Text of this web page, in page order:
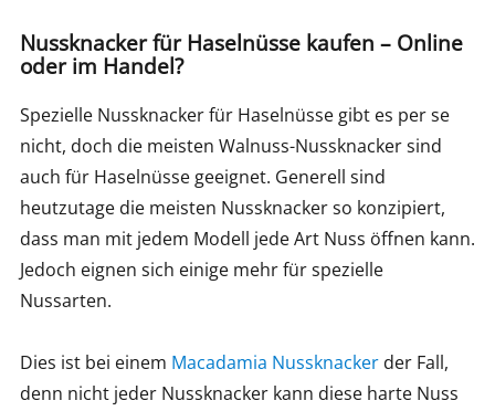
Nussknacker für Haselnüsse kaufen – Online
oder im Handel?
Spezielle Nussknacker für Haselnüsse gibt es per se
nicht, doch die meisten Walnuss-Nussknacker sind
auch für Haselnüsse geeignet. Generell sind
heutzutage die meisten Nussknacker so konzipiert,
dass man mit jedem Modell jede Art Nuss öffnen kann.
Jedoch eignen sich einige mehr für spezielle
Nussarten.
Dies ist bei einem Macadamia Nussknackerder Fall,
denn nicht jeder Nussknacker kann diese harte Nuss